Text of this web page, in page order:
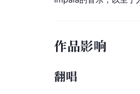
作品影响
翻唱